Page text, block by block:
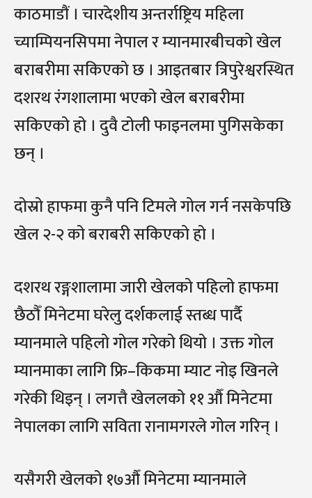
काठमाडौं । चारदेशीय अन्तर्राष्ट्रिय महिला
च्याम्पियनसिपमा नेपाल र म्यानमारबीचको खेल
बराबरीमा सकिएको छ । आइतबार त्रिपुरेश्वरस्थित
दशरथ रंगशालामा भएको खेल बराबरीमा
सकिएको हो । दुवै टोली फाइनलमा पुगिसकेका
छन् ।
दोस्रो हाफमा कुनै पनि टिमले गोल गर्न नसकेपछि
खेल २-२ को बराबरी सकिएको हो ।
दशरथ रङ्गशालामा जारी खेलको पहिलो हाफमा
छैठौँ मिनेटमा घरेलु दर्शकलाई स्तब्ध पार्दै
म्यानमाले पहिलो गोल गरेको थियो । उक्त गोल
म्यानमाका लागि फ्रि–किकमा म्याट नोइ खिनले
गरेकी थिइन् । लगत्तै खेललको ११ औँ मिनेटमा
नेपालका लागि सविता रानामगरले गोल गरिन् ।
यसैगरी खेलको १७औँ मिनेटमा म्यानमाले